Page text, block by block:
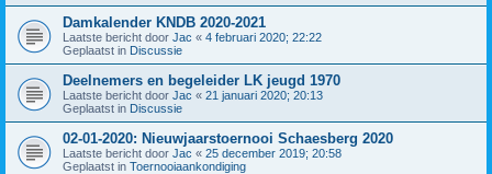
Damkalender KNDB 2020-2021
Laatste bericht door Jac « 4 februari 2020; 22:22
Geplaatst in Discussie
Deelnemers en begeleider LK jeugd 1970
Laatste bericht door Jac « 21 januari 2020; 20:13
Geplaatst in Discussie
02-01-2020: Nieuwjaarstoernooi Schaesberg 2020
Laatste bericht door Jac « 25 december 2019; 20:58
Geplaatst in Toernooiaankondiging